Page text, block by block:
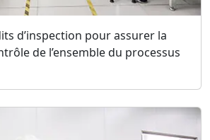
d’inspection pour assurer la
de l’ensemble du processus